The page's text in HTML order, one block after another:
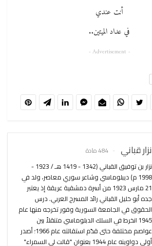
أنت عندي
في عداد الميتين..
- Advertisement -
نزار قباني 484 مادة
نزار بن توفيق القباني (1342 - 1419 هـ / 1923 -
1998 م) ديبلوماسي وشاعر سوري معاصر، ولد في
21 مارس 1923 من أسرة دمشقية عريقة إذ يعتبر
جده أبو خليل القباني رائد المسرح العربي. درس
الحقوق في الجامعة السورية وفور تخرجه منها عام
1945 انخرط في السلك الدبلوماسي متنقلاً بين
عواصم مختلفة حتى قدّم استقالته عام 1966؛ أصدر
أولى دواوينه عام 1944 بعنوان "قالت لي السمراء"